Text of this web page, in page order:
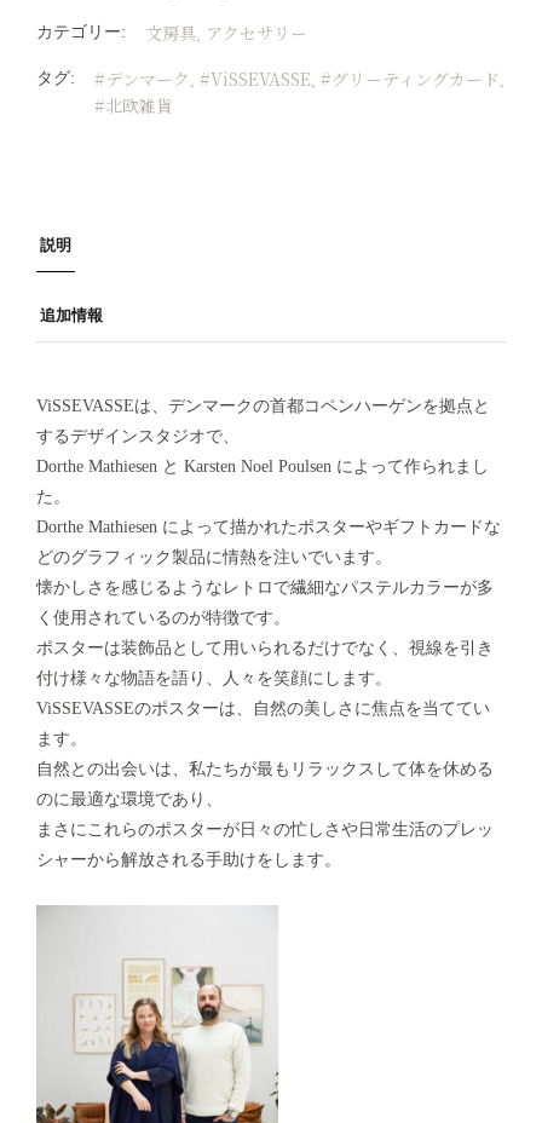
カテゴリー: 文房具, アクセサリー
タグ: #デンマーク , #ViSSEVASSE, #グリーティングカード ,
#北欧雑貨
説明
追加情報
ViSSEVASSEは、デンマークの首都コペンハーゲンを拠点と
するデザインスタジオで、
Dorthe Mathiesen と Karsten Noel Poulsen によって作られまし
た。
Dorthe Mathiesen によって描かれたポスターやギフトカードな
どのグラフィック製品に情熱を注いでいます。
懐かしさを感じるようなレトロで繊細なパステルカラーが多
く使用されているのが特徴です。
ポスターは装飾品として用いられるだけでなく、視線を引き
付け様々な物語を語り、人々を笑顔にします。
ViSSEVASSEのポスターは、自然の美しさに焦点を当ててい
ます。
自然との出会いは、私たちが最もリラックスして体を休める
のに最適な環境であり、
まさにこれらのポスターが日々の忙しさや日常生活のプレッ
シャーから解放される手助けをします。